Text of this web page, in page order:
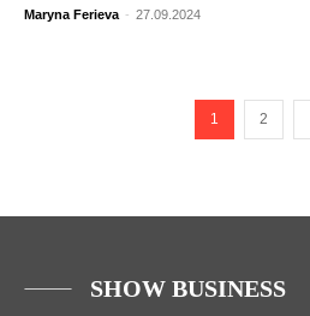
Maryna Ferieva - 27.09.2024
1 2
SHOW BUSINESS